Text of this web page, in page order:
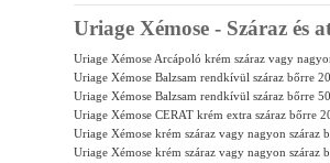
Uriage Xémose - Száraz és
Uriage Xémose Arcápoló krém száraz vagy
Uriage Xémose Balzsam rendkívül száraz bőrre
Uriage Xémose Balzsam rendkívül száraz bőrre
Uriage Xémose CERAT krém extra száraz bőrre
Uriage Xémose krém száraz vagy nagyon száraz
Uriage Xémose krém száraz vagy nagyon száraz